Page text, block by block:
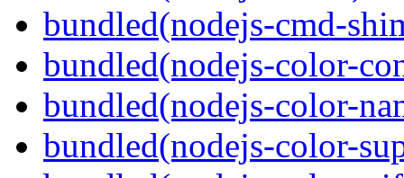
bundled(nodejs-cmd-
bundled(nodejs-color-
bundled(nodejs-color-
bundled(nodejs-color-